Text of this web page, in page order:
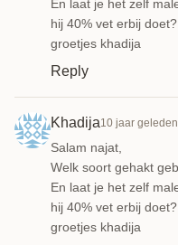
En laat je het zelf
hij 40% vet erbij doet?
groetjes khadija
Reply
Khadija10 jaar geleden
Salam najat,
Welk soort gehakt
En laat je het zelf
hij 40% vet erbij doet?
groetjes khadija